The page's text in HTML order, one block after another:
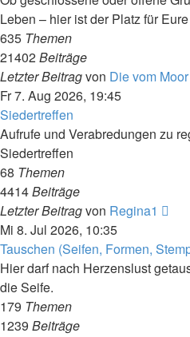
Leben – hier ist der Platz für
635 Themen
21402Beiträge
Letzter Beitragvon Die vom Moor
Fr 7. Aug 2026, 19:45
Siedertreffen
Aufrufe und Verabredungen zu
Siedertreffen
68 Themen
4414Beiträge
Letzter Beitragvon Regina1
Mi 8. Jul 2026, 10:35
Tauschen (Seifen, Formen,
Hier darf nach Herzenslust
die Seife.
179 Themen
1239 Beiträge